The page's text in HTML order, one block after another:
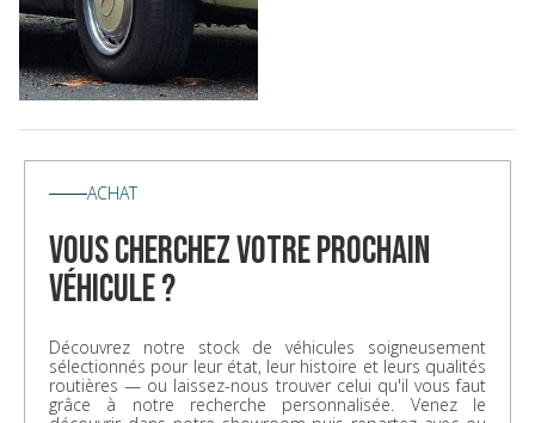
ACHAT
vous cherchez votre prochain
véhicule ?
Découvrez notre stock de véhicules soigneusement
sélectionnés pour leur état, leur histoire et leurs qualités
routières — ou laissez-nous trouver celui qu'il vous faut
grâce à notre recherche personnalisée. Venez le